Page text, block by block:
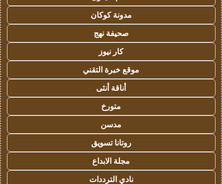
مدونة كوكان
صحيفة نهج
كار نيوز
موقع خبرة التقني
أناقة أنثى
متورخ
مدسن
روتانا تسويق
مجلة الابداع
نادي الترددات